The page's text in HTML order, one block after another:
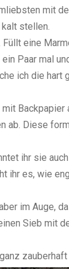
mit
stellen.
eine
Paar mal
ich die hart
Backpapier
ab. Diese
ihr sie
ihr es, wie
im Auge,
Sieb mit